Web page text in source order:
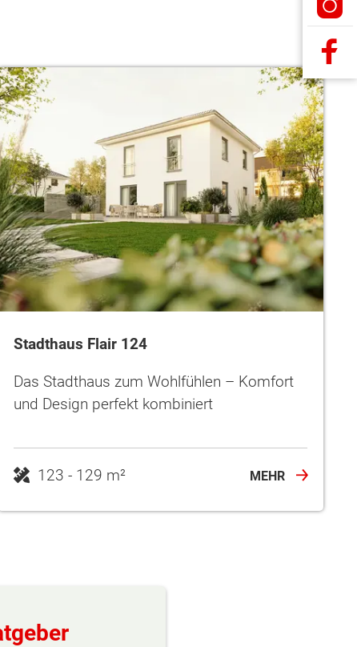
Stadthaus Flair 124
Das Stadthaus zum Wohlfühlen – Komfort
und Design perfekt kombiniert
123 - 129 m² MEHR